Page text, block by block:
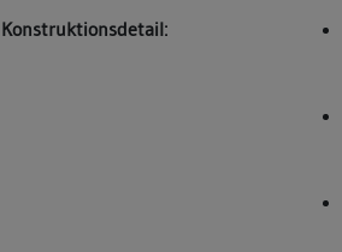
Konstruktionsdetail: